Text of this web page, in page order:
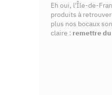
Eh oui, l'Île-de-
produits à
plus nos bocaux
claire : remettre du